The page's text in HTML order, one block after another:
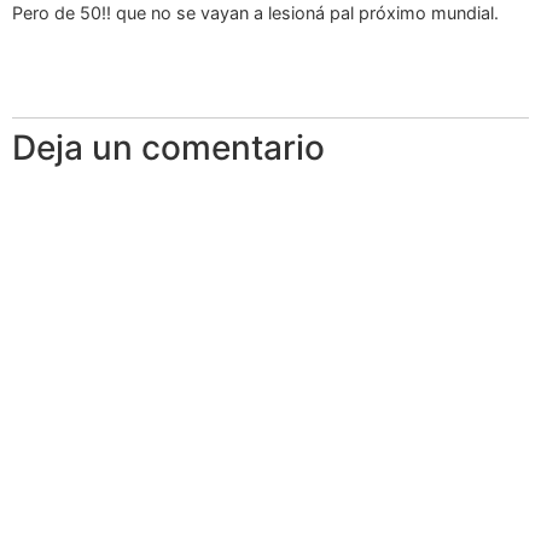
Pero de 50!! que no se vayan a lesioná pal próximo mundial.
Deja un comentario